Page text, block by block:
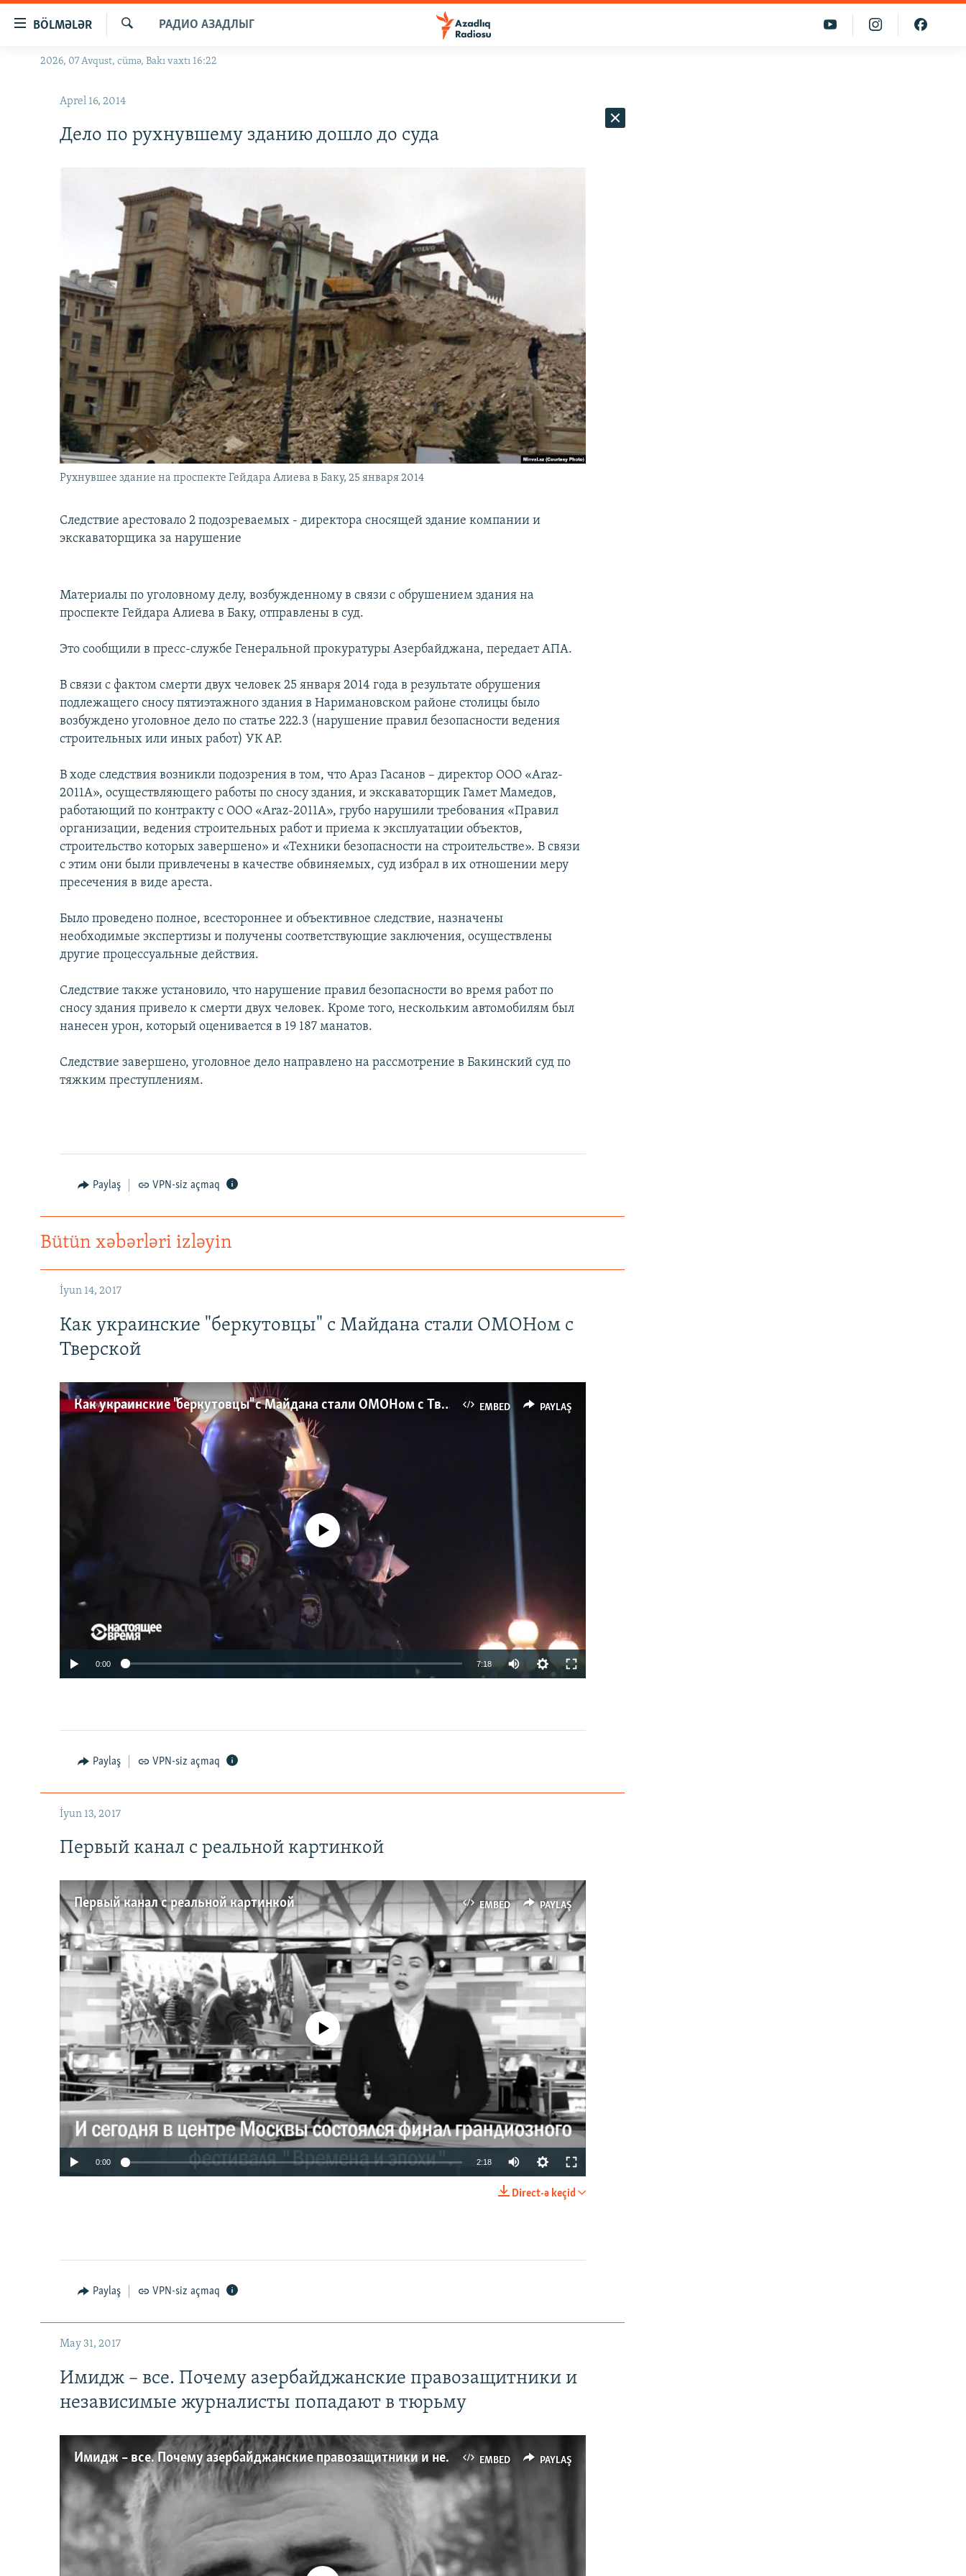
naviqasiyaya
BÖLMƏLƏR
GÜNDƏM
#ƏSLINDƏ
FOTOQALEREYA
İNFOQRAFIKA
KARIKATURA
RADIO ARXIV
OXU ZALI
AZƏRBAYCAN ƏDƏBIYYATI KITABXANASI
İSLAM VƏ DEMOKRATIYA
İZ - MƏDƏNIYYƏT PROQRAMI
HAQQIMIZDA
MISSIYAMIZ
PEŞƏ ETIKASI VƏ JURNALISTIKA
STANDARTLARIMIZ
MATERIALLARIMIZDAN ISTIFADƏ
AZADLIQRADIOSU MOBIL TELEFONUNUZDA
BIZIMLƏ ƏLAQƏ
Axtar
РАДИО АЗАДЛЫГ
2026, 07 Avqust, cümə, Bakı vaxtı 16:22
Aprel 16, 2014
Дело по рухнувшему зданию дошло до суда
Рухнувшее здание на проспекте Гейдара Алиева в Баку, 25 января 2014
Следствие арестовало 2 подозреваемых - директора сносящей здание компании и
экскаваторщика за нарушение
Материалы по уголовному делу, возбужденному в связи с обрушением здания на
проспекте Гейдара Алиева в Баку, отправлены в суд.
Это сообщили в пресс-службе Генеральной прокуратуры Азербайджана, передает АПА.
В связи с фактом смерти двух человек 25 января 2014 года в результате обрушения
подлежащего сносу пятиэтажного здания в Наримановском районе столицы было
возбуждено уголовное дело по статье 222.3 (нарушение правил безопасности ведения
строительных или иных работ) УК АР.
В ходе следствия возникли подозрения в том, что Араз Гасанов – директор ООО «Araz-
2011A», осуществляющего работы по сносу здания, и экскаваторщик Гамет Мамедов,
работающий по контракту с ООО «Araz-2011A», грубо нарушили требования «Правил
организации, ведения строительных работ и приема к эксплуатации объектов,
строительство которых завершено» и «Техники безопасности на строительстве». В связи
с этим они были привлечены в качестве обвиняемых, суд избрал в их отношении меру
пресечения в виде ареста.
Было проведено полное, всестороннее и объективное следствие, назначены
необходимые экспертизы и получены соответствующие заключения, осуществлены
другие процессуальные действия.
Следствие также установило, что нарушение правил безопасности во время работ по
сносу здания привело к смерти двух человек. Кроме того, нескольким автомобилям был
нанесен урон, который оценивается в 19 187 манатов.
Следствие завершено, уголовное дело направлено на рассмотрение в Бакинский суд по
тяжким преступлениям.
Paylaş VPN-siz açmaq
Bütün xəbərləri izləyin
İyun 14, 2017
Как украинские "беркутовцы" с Майдана стали ОМОНом с
Тверской
EMBED PAYLAŞ
Как украинские "беркутовцы" с Майдана стали ОМОНом с Тверской
No media source currently available
0:00 7:18
Paylaş VPN-siz açmaq
İyun 13, 2017
Первый канал с реальной картинкой
EMBED PAYLAŞ
Первый канал с реальной картинкой
No media source currently available
0:00 2:18
Direct-ə keçid
Paylaş VPN-siz açmaq
May 31, 2017
Имидж – все. Почему азербайджанские правозащитники и
независимые журналисты попадают в тюрьму
EMBED PAYLAŞ
Имидж – все. Почему азербайджанские правозащитники и независимые журналисты попадают в тюрьму